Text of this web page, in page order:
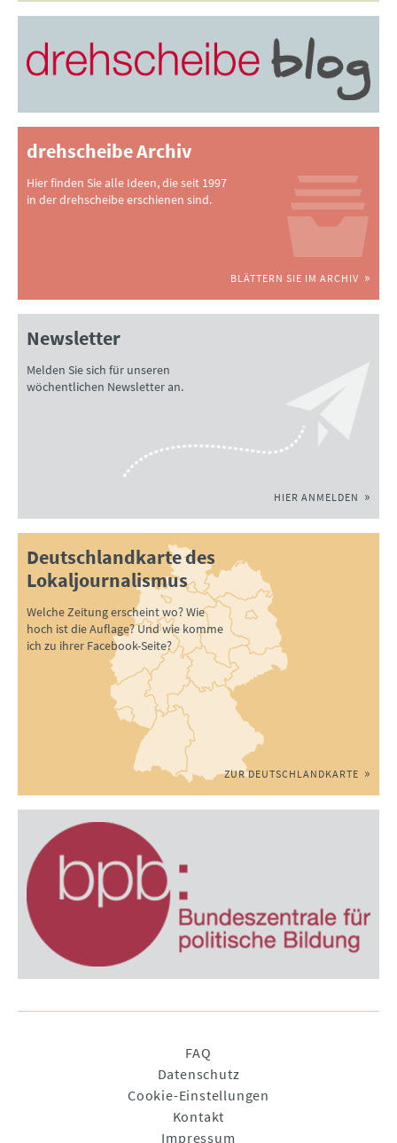
drehscheibe Archiv
Hier finden Sie alle Ideen, die seit 1997
in der drehscheibe erschienen sind.
BLÄTTERN SIE IM ARCHIV
Newsletter
Melden Sie sich für unseren
wöchentlichen Newsletter an.
HIER ANMELDEN
Deutschlandkarte des
Lokaljournalismus
Welche Zeitung erscheint wo? Wie
hoch ist die Auflage? Und wie komme
ich zu ihrer Facebook-Seite?
ZUR DEUTSCHLANDKARTE
FAQ
Datenschutz
Cookie-Einstellungen
Kontakt
Impressum